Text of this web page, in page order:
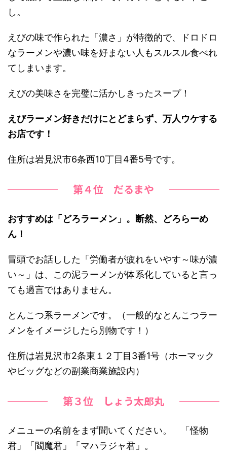
し。
えびの味で作られた「濃さ」が特徴的で、ドロドロ
なラーメンや濃い味を好まない人もスルスル食べれ
てしまいます。
えびの美味さを完璧に活かしきったスープ！
えびラーメン好きだけにとどまらず、万人ウケする
お店です！
住所は岩見沢市6条西10丁目4番5号です。
第４位 だるまや
おすすめは「どろラーメン」。断然、どろらーめ
ん！
冒頭でお話しした「労働者が疲れをいやす～味が濃
い～」は、この泥ラーメンが体系化していると言っ
ても過言ではありません。
とんこつ系ラーメンです。（一般的なとんこつラー
メンをイメージしたら別物です！）
住所は岩見沢市2条東１２丁目3番1号（ホーマック
やビッグなどの副業商業施設内）
第３位 しょう太郎丸
メニューの名前をまず聞いてください。 「怪物
君」「閻魔君」「マハラジャ君」。